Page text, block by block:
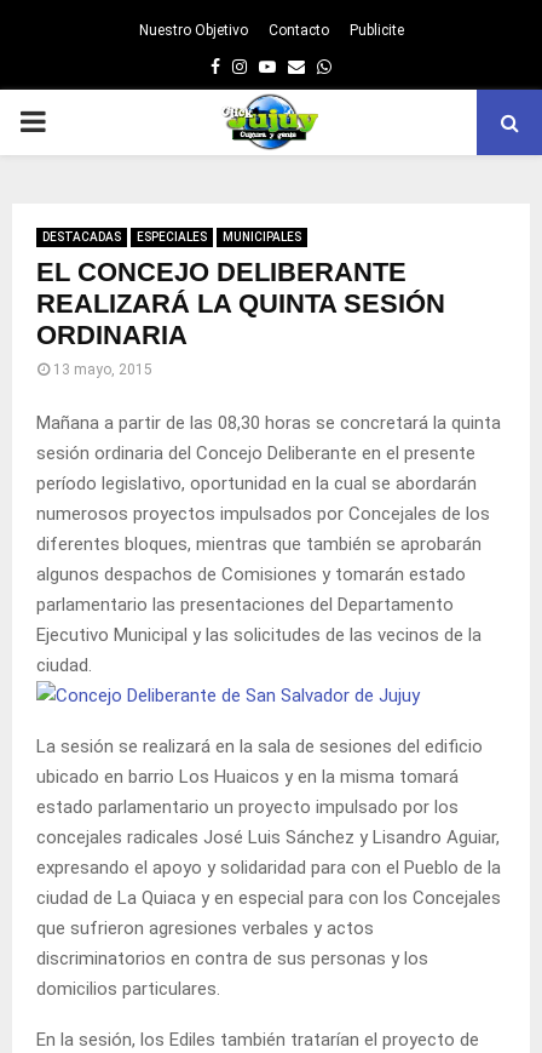
Nuestro Objetivo Contacto Publicite
Facebook
Instagram
Youtube
EmailWhatsapp
PRIMARY
DESTACADAS ESPECIALES MUNICIPALES
EL CONCEJO DELIBERANTE
REALIZARÁ LA QUINTA SESIÓN
ORDINARIA
13 mayo, 2015
Mañana a partir de las 08,30 horas se concretará la quinta
sesión ordinaria del Concejo Deliberante en el presente
período legislativo, oportunidad en la cual se abordarán
numerosos proyectos impulsados por Concejales de los
diferentes bloques, mientras que también se aprobarán
algunos despachos de Comisiones y tomarán estado
parlamentario las presentaciones del Departamento
Ejecutivo Municipal y las solicitudes de las vecinos de la
ciudad.
La sesión se realizará en la sala de sesiones del edificio
ubicado en barrio Los Huaicos y en la misma tomará
estado parlamentario un proyecto impulsado por los
concejales radicales José Luis Sánchez y Lisandro Aguiar,
expresando el apoyo y solidaridad para con el Pueblo de la
ciudad de La Quiaca y en especial para con los Concejales
que sufrieron agresiones verbales y actos
discriminatorios en contra de sus personas y los
domicilios particulares.
En la sesión, los Ediles también tratarían el proyecto de